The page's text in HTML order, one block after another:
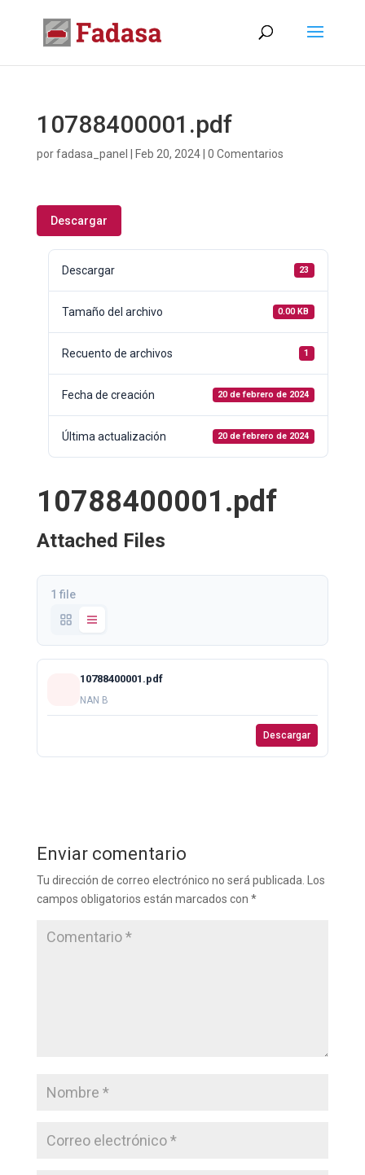
10788400001.pdf
porfadasa_panel Feb 20, 2024| 0 Comentarios
Descargar
Descargar 23
Tamaño del archivo 0.00 KB
Recuento de archivos 1
Fecha de creación 20 de febrero de 2024
Última actualización 20 de febrero de 2024
10788400001.pdf
Attached Files
1 file
10788400001.pdf
NAN B
Descargar
Enviar comentario
Tu dirección de correo electrónico no será publicada.
Los
campos obligatorios están marcados con *